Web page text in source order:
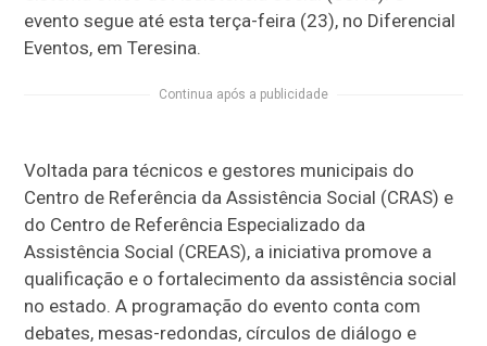
evento segue até esta terça-feira (23), no Diferencial
Eventos, em Teresina.
Continua após a publicidade
Voltada para técnicos e gestores municipais do
Centro de Referência da Assistência Social (CRAS) e
do Centro de Referência Especializado da
Assistência Social (CREAS), a iniciativa promove a
qualificação e o fortalecimento da assistência social
no estado. A programação do evento conta com
debates, mesas-redondas, círculos de diálogo e